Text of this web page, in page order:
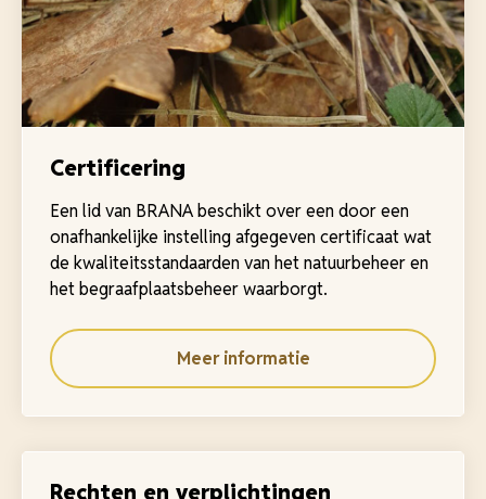
Certificering
Een lid van BRANA beschikt over een door een
onafhankelijke instelling afgegeven certificaat wat
de kwaliteitsstandaarden van het natuurbeheer en
het begraafplaatsbeheer waarborgt.
Meer informatie
Rechten en verplichtingen